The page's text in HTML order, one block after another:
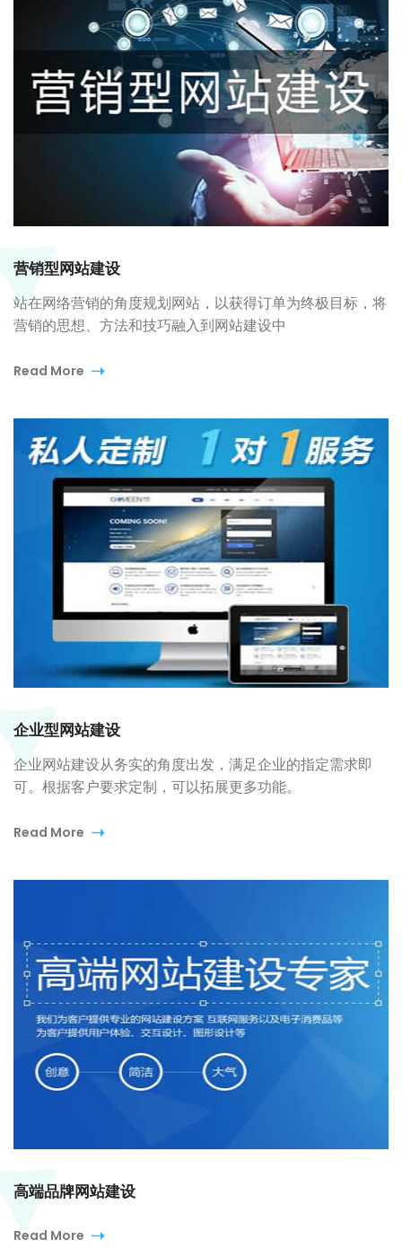
营销型网站建设
站在网络营销的角度规划网站，以获得订单为终极目标，将
营销的思想、方法和技巧融入到网站建设中
Read More
企业型网站建设
企业网站建设从务实的角度出发，满足企业的指定需求即
可。根据客户要求定制，可以拓展更多功能。
Read More
高端品牌网站建设
Read More